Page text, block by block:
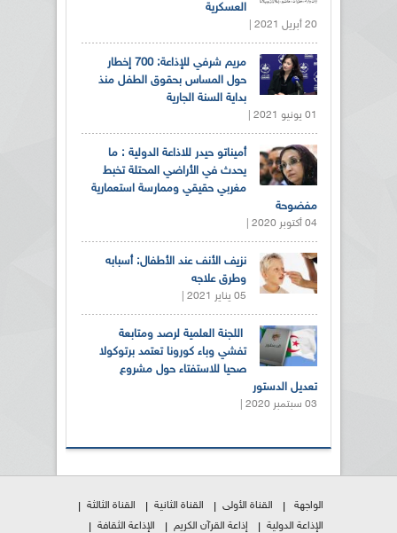
العسكرية
20 أبريل 2021 |
مريم شرفي للإذاعة: 700 إخطار
حول المساس بحقوق الطفل منذ
بداية السنة الجارية
01 يونيو 2021 |
أميناتو حيدر للاذاعة الدولية : ما
يحدث في الأراضي المحتلة تخبط
مغربي حقيقي وممارسة استعمارية
مفضوحة
04 أكتوبر 2020 |
نزيف الأنف عند الأطفال: أسبابه
وطرق علاجه
05 يناير 2021 |
اللجنة العلمية لرصد ومتابعة
تفشي وباء كورونا تعتمد برتوكولا
صحيا للاستفتاء حول مشروع
تعديل الدستور
03 سبتمبر 2020 |
الواجهة القناة الأولى القناة الثانية
القناة الثالثة
الإذاعة الدولية
إذاعة القرآن الكريم الإذاعة الثقافة